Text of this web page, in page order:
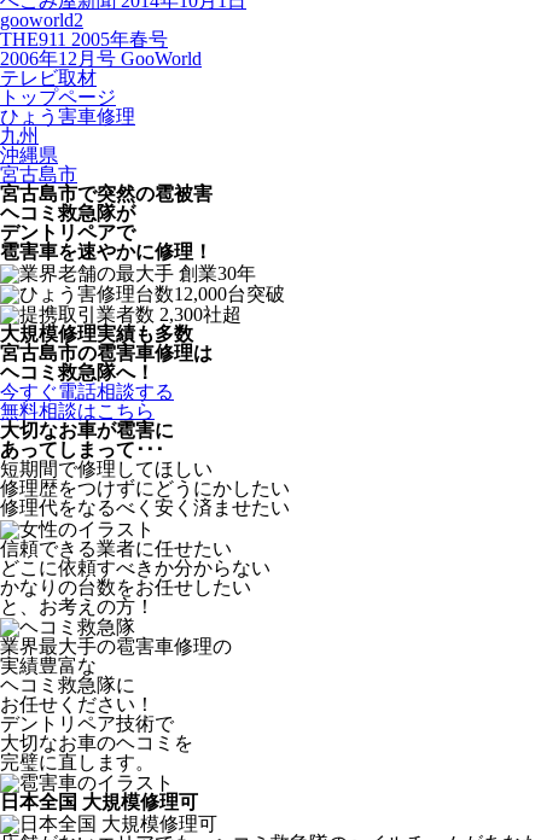
gooworld2
THE911 2005年春号
2006年12月号 GooWorld
テレビ取材
トップページ
ひょう害車修理
九州
沖縄県
宮古島市
宮古島市で突然の雹被害
ヘコミ救急隊が
デントリペアで
雹害車を速やかに修理！
大規模修理実績も多数
宮古島市の雹害車修理は
ヘコミ救急隊へ！
今すぐ電話相談する
無料相談はこちら
大切なお車が雹害に
あってしまって･･･
短期間で修理してほしい
修理歴をつけずにどうにかしたい
修理代をなるべく安く済ませたい
信頼できる業者に任せたい
どこに依頼すべきか分からない
かなりの台数をお任せしたい
と、お考えの方！
業界最大手の雹害車修理の
実績豊富な
ヘコミ救急隊に
お任せください！
デントリペア技術で
大切なお車のヘコミを
完璧に直します。
日本全国 大規模修理可